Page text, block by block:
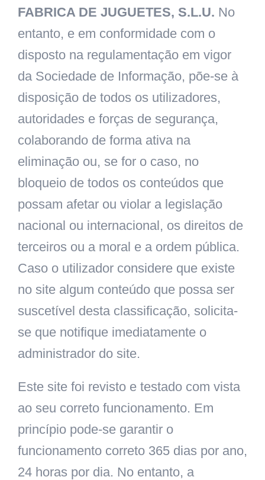
FABRICA DE JUGUETES, S.L.U. No
entanto, e em conformidade com o
disposto na regulamentação em vigor
da Sociedade de Informação, põe-se à
disposição de todos os utilizadores,
autoridades e forças de segurança,
colaborando de forma ativa na
eliminação ou, se for o caso, no
bloqueio de todos os conteúdos que
possam afetar ou violar a legislação
nacional ou internacional, os direitos de
terceiros ou a moral e a ordem pública.
Caso o utilizador considere que existe
no site algum conteúdo que possa ser
suscetível desta classificação, solicita-
se que notifique imediatamente o
administrador do site.
Este site foi revisto e testado com vista
ao seu correto funcionamento. Em
princípio pode-se garantir o
funcionamento correto 365 dias por ano,
24 horas por dia. No entanto, a